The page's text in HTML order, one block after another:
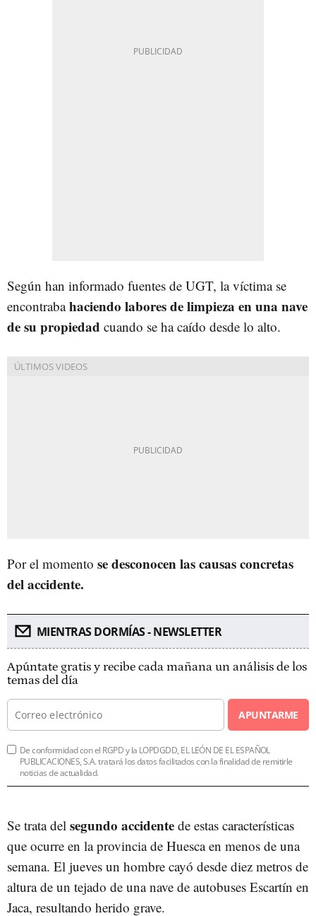
Según han informado fuentes de UGT, la víctima se
encontrabahaciendo labores de limpieza en una nave
de su propiedad cuando se ha caído desde lo alto.
Por el momento se desconocen las causas concretas
del accidente.
MIENTRAS DORMÍAS - NEWSLETTER
Apúntate gratis y recibe cada mañana un análisis de los
temas del día
APUNTARME
De conformidad con el RGPD y la LOPDGDD, EL LEÓN DE EL ESPAÑOL
PUBLICACIONES, S.A. tratará los datos facilitados con la finalidad de remitirle
noticias de actualidad.
Se trata del segundo accidente de estas características
que ocurre en la provincia de Huesca en menos de una
semana. El jueves un hombre cayó desde diez metros de
altura de un tejado de una nave de autobuses Escartín en
Jaca, resultando herido grave.